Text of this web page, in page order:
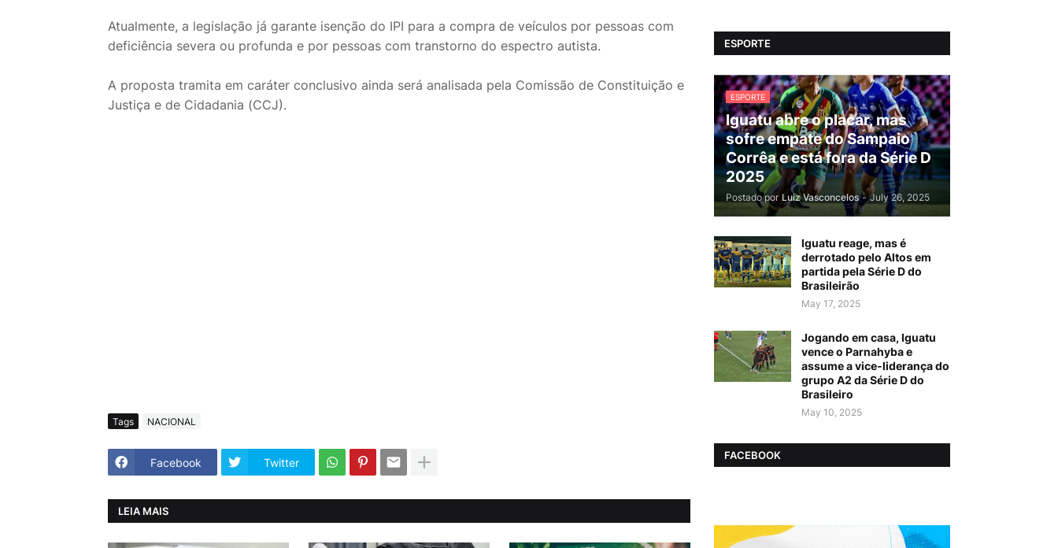
Atualmente, a legislação já garante isenção do IPI para a compra de veículos por pessoas com
deficiência severa ou profunda e por pessoas com transtorno do espectro autista.
A proposta tramita em caráter conclusivo ainda será analisada pela Comissão de Constituição e
Justiça e de Cidadania (CCJ).
Tags NACIONAL
Facebook Twitter
LEIA MAIS
ESPORTE
ESPORTE
Iguatu abre o placar, mas
sofre empate do Sampaio
Corrêa e está fora da Série D
2025
Postado por Luiz Vasconcelos - July 26, 2025
Iguatu reage, mas é
derrotado pelo Altos em
partida pela Série D do
Brasileirão
May 17, 2025
Jogando em casa, Iguatu
vence o Parnahyba e
assume a vice-liderança do
grupo A2 da Série D do
Brasileiro
May 10, 2025
FACEBOOK